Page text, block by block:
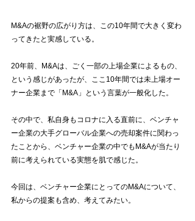
M&Aの裾野の広がり方は、この10年間で大きく変わ
ってきたと実感している。
20年前、M&Aは、ごく一部の上場企業によるもの、
という感じがあったが、ここ10年間では未上場オー
ナー企業まで「M&A」という言葉が一般化した。
その中で、私自身もコロナに入る直前に、ベンチャ
ー企業の大手グローバル企業への売却案件に関わっ
たことから、ベンチャー企業の中でもM&Aが当たり
前に考えられている実態を肌で感じた。
今回は、ベンチャー企業にとってのM&Aについて、
私からの提案も含め、考えてみたい。